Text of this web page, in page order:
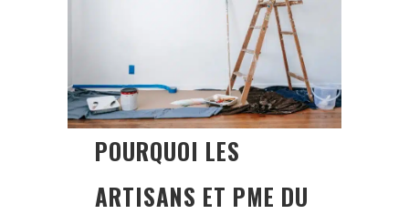
POURQUOI LES
ARTISANS ET PME DU